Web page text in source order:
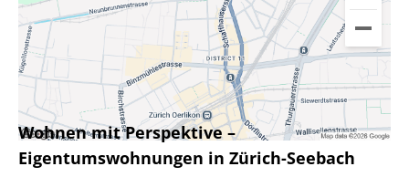
Wohnen mit Perspektive –
Eigentumswohnungen in Zürich-Seebach